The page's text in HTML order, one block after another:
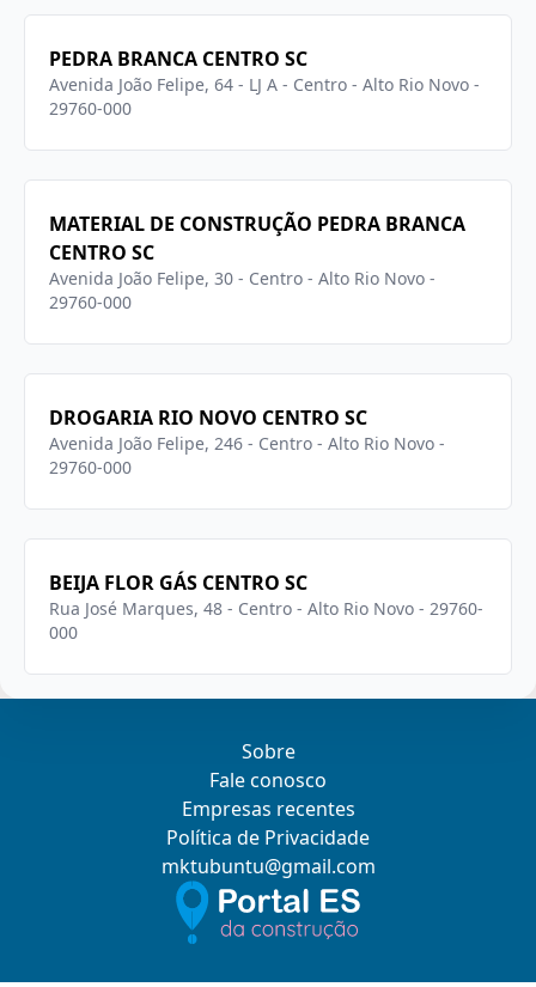
PEDRA BRANCA CENTRO SC
Avenida João Felipe, 64 - LJ A - Centro - Alto Rio Novo -
29760-000
MATERIAL DE CONSTRUÇÃO PEDRA BRANCA
CENTRO SC
Avenida João Felipe, 30 - Centro - Alto Rio Novo -
29760-000
DROGARIA RIO NOVO CENTRO SC
Avenida João Felipe, 246 - Centro - Alto Rio Novo -
29760-000
BEIJA FLOR GÁS CENTRO SC
Rua José Marques, 48 - Centro - Alto Rio Novo - 29760-
000
Sobre
Fale conosco
Empresas recentes
Política de Privacidade
mktubuntu@gmail.com